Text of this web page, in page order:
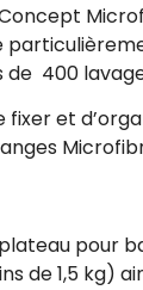
400
et
pour
de 1,5 kg)